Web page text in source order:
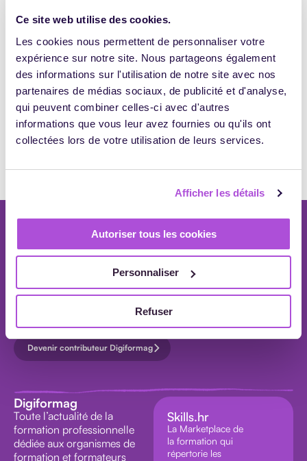
Ce site web utilise des cookies.
Les cookies nous permettent de personnaliser votre
expérience sur notre site. Nous partageons également
des informations sur l'utilisation de notre site avec nos
partenaires de médias sociaux, de publicité et d'analyse,
qui peuvent combiner celles-ci avec d'autres
informations que vous leur avez fournies ou qu'ils ont
collectées lors de votre utilisation de leurs services.
Afficher les détails
Autoriser tous les cookies
Personnaliser
Refuser
IA
ARTICLES
ARTICLES
INTERVIEW
7
3739
Haut de page
Chaque mois, recevez nos actualités de la formation professionnelle dans
votre boîte mail.
S'inscrire à la newsletter
Devenir contributeur Digiformag
Digiformag
Toute l’actualité de la
formation professionnelle
dédiée aux organismes de
formation et formateurs
Skills.hr
La Marketplace de
la formation qui
répertorie les